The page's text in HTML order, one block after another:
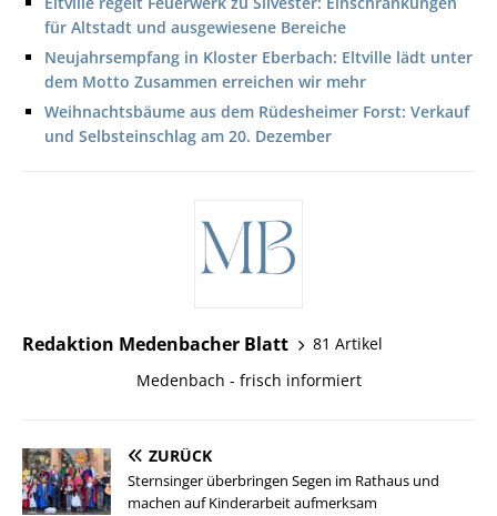
für Altstadt und ausgewiesene Bereiche
Neujahrsempfang in Kloster Eberbach: Eltville lädt unter
dem Motto Zusammen erreichen wir mehr
Weihnachtsbäume aus dem Rüdesheimer Forst: Verkauf
und Selbsteinschlag am 20. Dezember
Redaktion Medenbacher Blatt
81 Artikel
Medenbach - frisch informiert
ZURÜCK
Sternsinger überbringen Segen im Rathaus und
machen auf Kinderarbeit aufmerksam